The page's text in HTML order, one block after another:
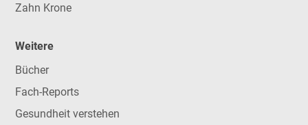
Zahn Krone
Weitere
Bücher
Fach-Reports
Gesundheit verstehen